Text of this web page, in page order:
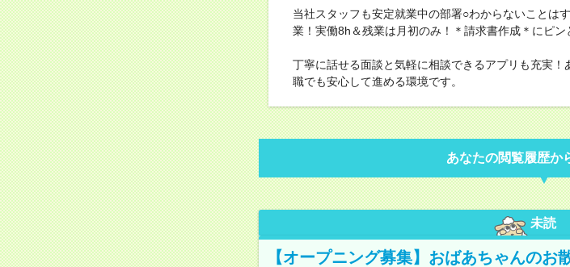
当社スタッフも安定就業中の部署○わからないことは
業！実働8h＆残業は月初のみ！＊請求書作成＊にピ
丁寧に話せる面談と気軽に相談できるアプリも充実
職でも安心して進める環境です。
あなたの閲覧履歴か
未読
【オープニング募集】おばあちゃんのお